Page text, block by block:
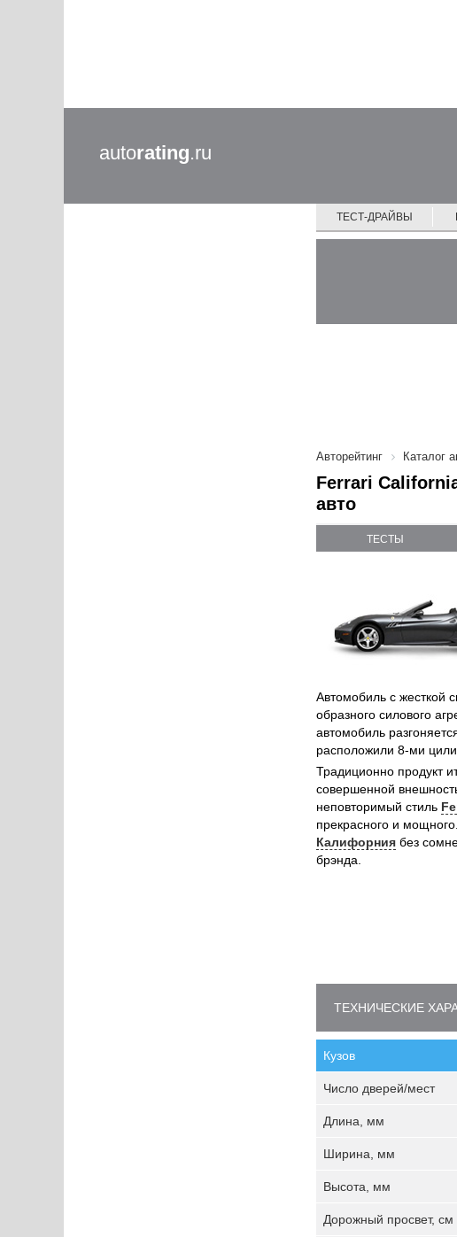
autorating.ru
ТЕСТ-ДРАЙВЫ
Авторейтинг Каталог
Ferrari
авто
ТЕСТЫ
Автомобиль с жесткой
образного силового
автомобиль
расположили 8-ми
Традиционно продукт
совершенной
неповторимый стиль
прекрасного и
Калифорния без
брэнда.
ТЕХНИЧЕСКИЕ
Кузов
Число дверей/мест
Длина, мм
Ширина, мм
Высота, мм
Дорожный просвет, см